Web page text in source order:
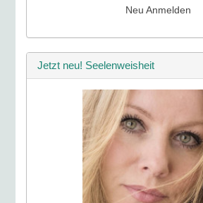
Neu Anmelden
Jetzt neu! Seelenweisheit